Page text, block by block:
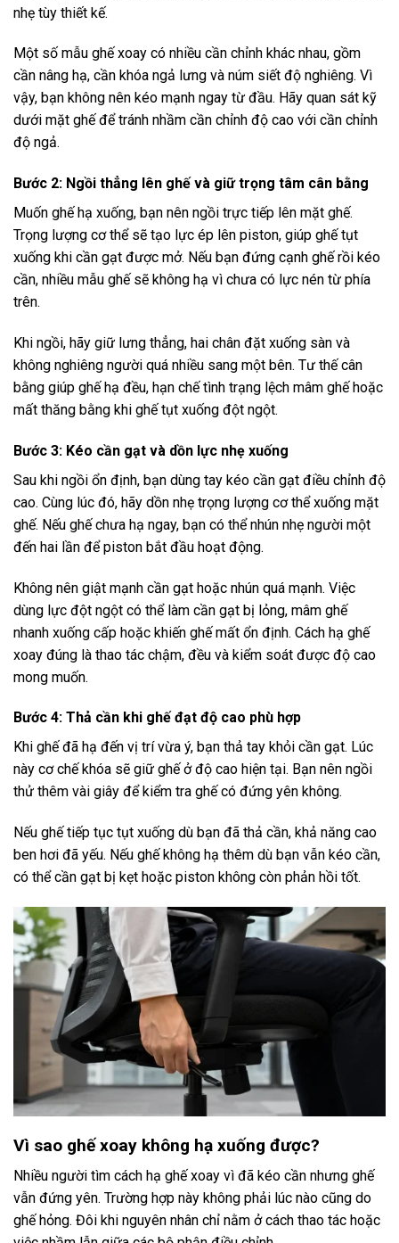
nhẹ tùy thiết kế.
Một số mẫu ghế xoay có nhiều cần chỉnh khác nhau, gồm
cần nâng hạ, cần khóa ngả lưng và núm siết độ nghiêng. Vì
vậy, bạn không nên kéo mạnh ngay từ đầu. Hãy quan sát kỹ
dưới mặt ghế để tránh nhầm cần chỉnh độ cao với cần chỉnh
độ ngả.
Bước 2: Ngồi thẳng lên ghế và giữ trọng tâm cân bằng
Muốn ghế hạ xuống, bạn nên ngồi trực tiếp lên mặt ghế.
Trọng lượng cơ thể sẽ tạo lực ép lên piston, giúp ghế tụt
xuống khi cần gạt được mở. Nếu bạn đứng cạnh ghế rồi kéo
cần, nhiều mẫu ghế sẽ không hạ vì chưa có lực nén từ phía
trên.
Khi ngồi, hãy giữ lưng thẳng, hai chân đặt xuống sàn và
không nghiêng người quá nhiều sang một bên. Tư thế cân
bằng giúp ghế hạ đều, hạn chế tình trạng lệch mâm ghế hoặc
mất thăng bằng khi ghế tụt xuống đột ngột.
Bước 3: Kéo cần gạt và dồn lực nhẹ xuống
Sau khi ngồi ổn định, bạn dùng tay kéo cần gạt điều chỉnh độ
cao. Cùng lúc đó, hãy dồn nhẹ trọng lượng cơ thể xuống mặt
ghế. Nếu ghế chưa hạ ngay, bạn có thể nhún nhẹ người một
đến hai lần để piston bắt đầu hoạt động.
Không nên giật mạnh cần gạt hoặc nhún quá mạnh. Việc
dùng lực đột ngột có thể làm cần gạt bị lỏng, mâm ghế
nhanh xuống cấp hoặc khiến ghế mất ổn định. Cách hạ ghế
xoay đúng là thao tác chậm, đều và kiểm soát được độ cao
mong muốn.
Bước 4: Thả cần khi ghế đạt độ cao phù hợp
Khi ghế đã hạ đến vị trí vừa ý, bạn thả tay khỏi cần gạt. Lúc
này cơ chế khóa sẽ giữ ghế ở độ cao hiện tại. Bạn nên ngồi
thử thêm vài giây để kiểm tra ghế có đứng yên không.
Nếu ghế tiếp tục tụt xuống dù bạn đã thả cần, khả năng cao
ben hơi đã yếu. Nếu ghế không hạ thêm dù bạn vẫn kéo cần,
có thể cần gạt bị kẹt hoặc piston không còn phản hồi tốt.
Vì sao ghế xoay không hạ xuống được?
Nhiều người tìm cách hạ ghế xoay vì đã kéo cần nhưng ghế
vẫn đứng yên. Trường hợp này không phải lúc nào cũng do
ghế hỏng. Đôi khi nguyên nhân chỉ nằm ở cách thao tác hoặc